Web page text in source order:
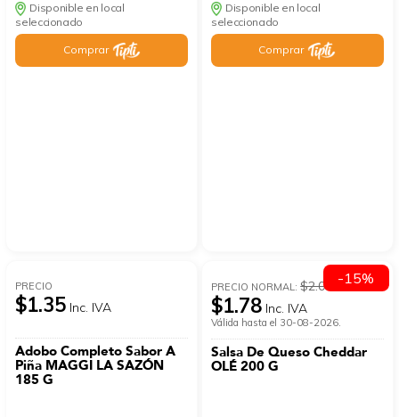
Disponible en local
seleccionado
Comprar
Disponible en local
seleccionado
Comprar
PRECIO
$1.35 Inc. IVA
Adobo Completo Sabor A
Piña MAGGI LA SAZÓN
185 G
PRECIO NORMAL:$2.09
$1.78 Inc. IVA
Válida hasta el 30-08-2026.
Salsa De Queso Cheddar
OLÉ 200 G
-15%